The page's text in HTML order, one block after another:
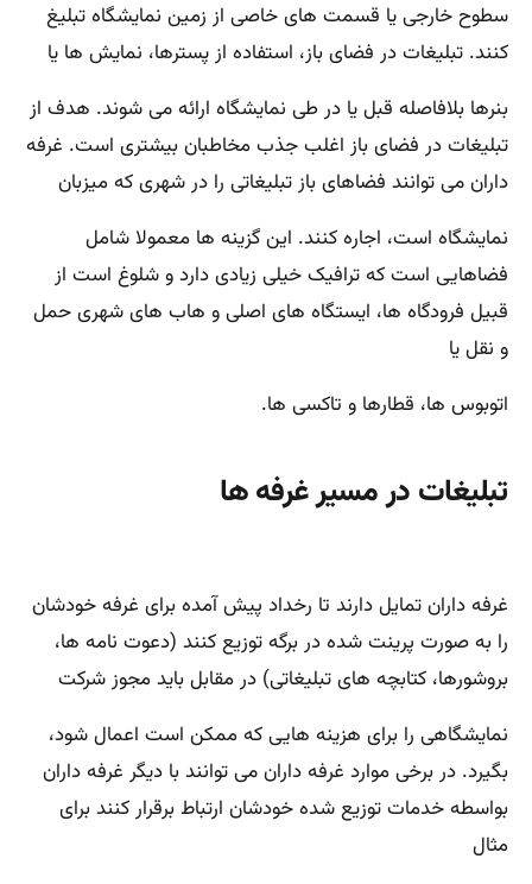
سطوح خارجی یا قسمت های خاصی از زمین نمایشگاه تبلیغ
کنند. تبلیغات در فضای باز، استفاده از پسترها، نمایش ها یا
بنرها بلافاصله قبل یا در طی نمایشگاه ارائه می شوند. هدف از
تبلیغات در فضای باز اغلب جذب مخاطبان بیشتری است. غرفه
داران می توانند فضاهای باز تبلیغاتی را در شهری که میزبان
نمایشگاه است، اجاره کنند. این گزینه ها معمولا شامل
فضاهایی است که ترافیک خیلی زیادی دارد و شلوغ است از
قبیل فرودگاه ها، ایستگاه های اصلی و هاب های شهری حمل
و نقل یا
اتوبوس ها، قطارها و تاکسی ها.
تبلیغات در مسیر غرفه ها
غرفه داران تمایل دارند تا رخداد پیش آمده برای غرفه خودشان
را به صورت پرینت شده در برگه توزیع کنند (دعوت نامه ها،
بروشورها، کتابچه های تبلیغاتی) در مقابل باید مجوز شرکت
نمایشگاهی را برای هزینه هایی که ممکن است اعمال شود،
بگیرد. در برخی موارد غرفه داران می توانند با دیگر غرفه داران
بواسطه خدمات توزیع شده خودشان ارتباط برقرار کنند برای
مثال